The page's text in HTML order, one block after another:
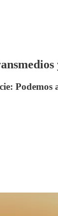
Podemos